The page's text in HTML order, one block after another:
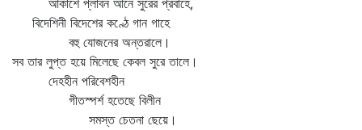
আকাশে প্লাবন আনে সুরের প্রবাহে,
বিদেশিনী বিদেশের কণ্ঠে গান গাহে
বহু যোজনের অন্তরালে।
সব তার লুপ্ত হয়ে মিলেছে কেবল সুরে তালে।
দেহহীন পরিবেশহীন
গীতস্পর্শ হতেছে বিলীন
সমস্ত চেতনা ছেয়ে।